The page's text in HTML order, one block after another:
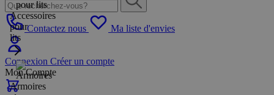
Contactez nous Ma liste d'envies
Connexion Créer un compte
Mon Compte
Accessoires
pour
lits
Armoires